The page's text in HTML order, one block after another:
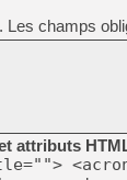
Les champs
attributs